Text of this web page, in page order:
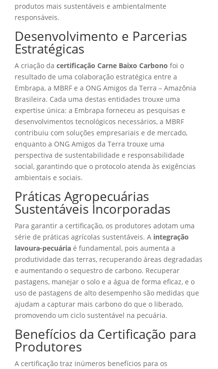
produtos mais sustentáveis e ambientalmente
responsáveis.
Desenvolvimento e Parcerias
Estratégicas
A criação da certificação Carne Baixo Carbono foi o
resultado de uma colaboração estratégica entre a
Embrapa, a MBRF e a ONG Amigos da Terra – Amazônia
Brasileira. Cada uma destas entidades trouxe uma
expertise única: a Embrapa forneceu as pesquisas e
desenvolvimentos tecnológicos necessários, a MBRF
contribuiu com soluções empresariais e de mercado,
enquanto a ONG Amigos da Terra trouxe uma
perspectiva de sustentabilidade e responsabilidade
social, garantindo que o protocolo atenda às exigências
ambientais e sociais.
Práticas Agropecuárias
Sustentáveis Incorporadas
Para garantir a certificação, os produtores adotam uma
série de práticas agrícolas sustentáveis. A integração
lavoura-pecuária é fundamental, pois aumenta a
produtividade das terras, recuperando áreas degradadas
e aumentando o sequestro de carbono. Recuperar
pastagens, manejar o solo e a água de forma eficaz, e o
uso de pastagens de alto desempenho são medidas que
ajudam a capturar mais carbono do que o liberado,
promovendo um ciclo sustentável na pecuária.
Benefícios da Certificação para
Produtores
A certificação traz inúmeros benefícios para os